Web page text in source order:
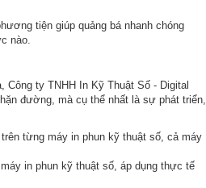
tiện giúp quảng bá nhanh chóng
nào.
Công ty TNHH In Kỹ Thuật Số - Digital
đường, mà cụ thể nhất là sự phát triển,
từng máy in phun kỹ thuật số, cả máy
in phun kỹ thuật số, áp dụng thực tế